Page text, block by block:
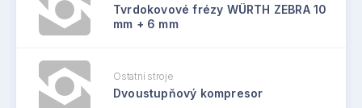
Tvrdokovové frézy WÜRTH ZEBRA 10
mm + 6 mm
Ostatní stroje
Dvoustupňový kompresor